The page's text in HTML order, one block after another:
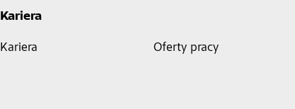
Kariera
Kariera Oferty pracy